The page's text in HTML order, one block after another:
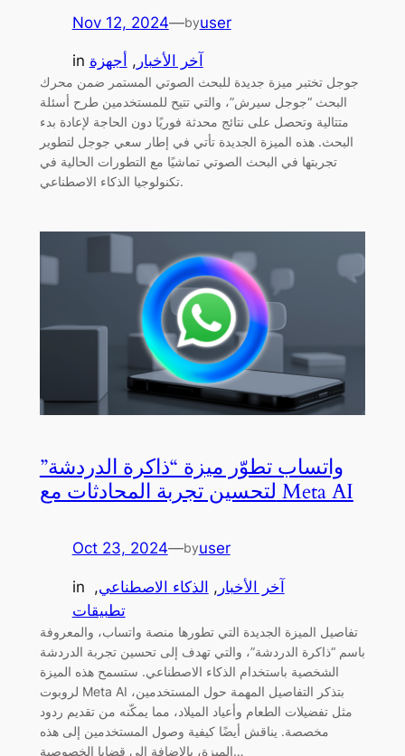
Nov 12, 2024—byuser
in آخر الأخبار , أجهزة
جوجل تختبر ميزة جديدة للبحث الصوتي المستمر ضمن محرك
البحث “جوجل سيرش”، والتي تتيح للمستخدمين طرح أسئلة
متتالية وتحصل على نتائج محدثة فوريًا دون الحاجة لإعادة بدء
البحث. هذه الميزة الجديدة تأتي في إطار سعي جوجل لتطوير
تجربتها في البحث الصوتي تماشيًا مع التطورات الحالية في
تكنولوجيا الذكاء الاصطناعي.
واتساب تطوّر ميزة “ذاكرة الدردشة”
لتحسين تجربة المحادثات مع Meta AI
Oct 23, 2024—byuser
in آخر الأخبار , الذكاء الاصطناعي,
تطبيقات
تفاصيل الميزة الجديدة التي تطورها منصة واتساب، والمعروفة
باسم “ذاكرة الدردشة”، والتي تهدف إلى تحسين تجربة الدردشة
الشخصية باستخدام الذكاء الاصطناعي. ستسمح هذه الميزة
لروبوت Meta AI بتذكر التفاصيل المهمة حول المستخدمين،
مثل تفضيلات الطعام وأعياد الميلاد، مما يمكّنه من تقديم ردود
مخصصة. يناقش أيضًا كيفية وصول المستخدمين إلى هذه
الميزة، بالإضافة إلى قضايا الخصوصية…